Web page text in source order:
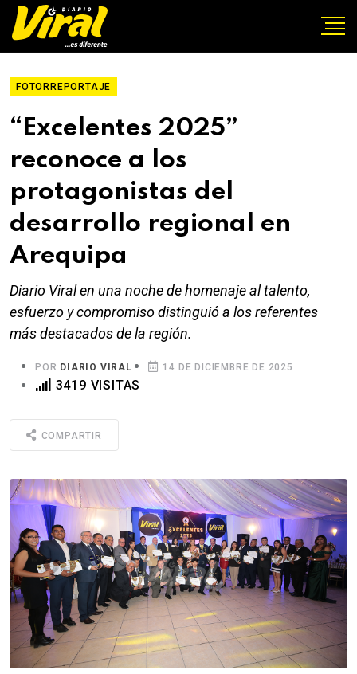
FOTORREPORTAJE
“Excelentes 2025”
reconoce a los
protagonistas del
desarrollo regional en
Arequipa
Diario Viral en una noche de homenaje al talento,
esfuerzo y compromiso distinguió a los referentes
más destacados de la región.
POR DIARIO VIRAL 14 DE DICIEMBRE DE 2025
3419 VISITAS
COMPARTIR